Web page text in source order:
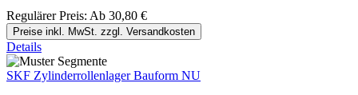
Regulärer Preis: Ab 30,80 €
Preise inkl. MwSt. zzgl. Versandkosten
Details
SKF Zylinderrollenlager Bauform NU